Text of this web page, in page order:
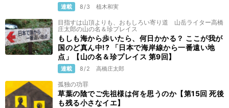
連載 8/3 植木和実
目指すは山頂よりも、おもしろい寄り道 山岳ライター高橋
庄太郎の山の名＆珍プレイス
もしも海から歩いたら、何日かかる？ ここが我が
国のど真ん中!? 「日本で海岸線から一番遠い地
点」【山の名＆珍プレイス 第9回】
連載 8/2 高橋庄太郎
孤独の功罪
草葉の陰でご先祖様は何を思うのか【第15回 死後
も残る小さなイエ】